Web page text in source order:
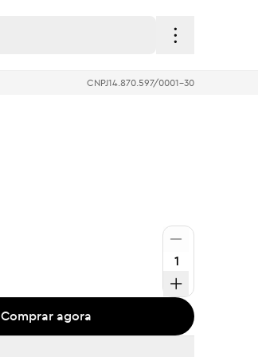
CNPJ14.870.597/0001-30
Comprar agora